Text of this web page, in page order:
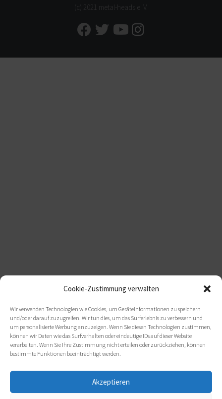
Cookie-Zustimmung verwalten
Wir verwenden Technologien wie Cookies, um Geräteinformationen zu speichern
und/oder darauf zuzugreifen. Wir tun dies, um das Surferlebnis zu verbessern und
um personalisierte Werbung anzuzeigen. Wenn Sie diesen Technologien zustimmen,
können wir Daten wie das Surfverhalten oder eindeutige IDs auf dieser Website
verarbeiten. Wenn Sie Ihre Zustimmung nicht erteilen oder zurückziehen, können
bestimmte Funktionen beeinträchtigt werden.
Akzeptieren
(c) 2021 metal-heads e. V.